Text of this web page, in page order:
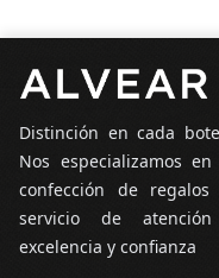
Distinción en cada
Nos especializamos
confección de
servicio de
excelencia y confianza